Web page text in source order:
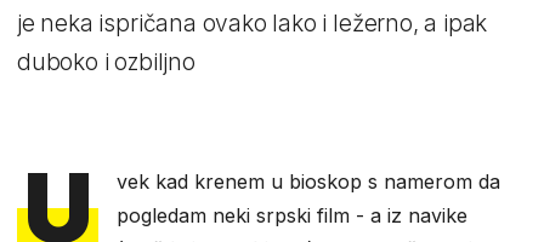
je neka ispričana ovako lako i ležerno, a ipak
duboko i ozbiljno
U
vek kad krenem u bioskop s namerom da
pogledam neki srpski film - a iz navike